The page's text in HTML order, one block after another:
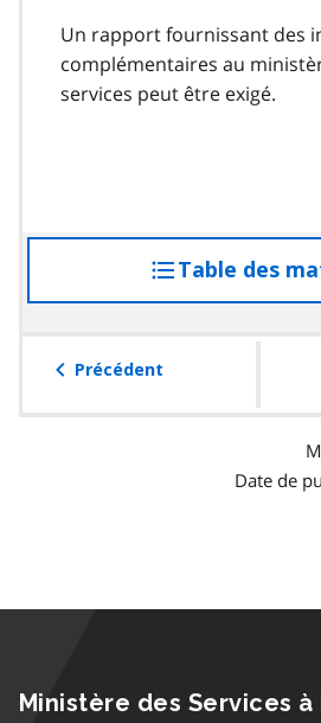
Un rapport fournissant des
complémentaires au
services peut être exigé.
Table des
Précédent
Date de
Ministère des Services